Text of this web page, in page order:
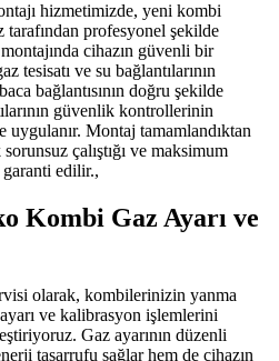
hizmetimizde, yeni kombi
profesyonel şekilde
cihazın güvenli bir
tesisatı ve su bağlantılarının
bağlantısının doğru şekilde
güvenlik kontrollerinin
uygulanır. Montaj tamamlandıktan
çalıştığı ve maksimum
edilir.,
Kombi Gaz Ayarı ve
olarak, kombilerinizin yanma
ve kalibrasyon işlemlerini
Gaz ayarının düzenli
tasarrufu sağlar hem de cihazın